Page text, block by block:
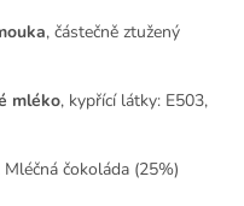
, částečně ztužený
mléko, kypřící látky: E503,
čokoláda (25%)